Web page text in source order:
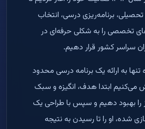
برنامه‌ریزی درسی، انتخاب
تخصصی را به شکلی حرفه‌ای در
سراسر کشور قرار دهیم.
تنها به ارائه یک برنامه درسی محدود
می‌کنیم ابتدا هدف، انگیزه و سبک
را بهبود دهیم و سپس با طراحی یک
او را تا رسیدن به نتیجه